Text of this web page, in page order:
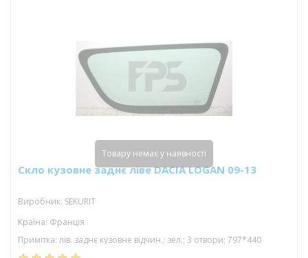
Скло кузовне заднє ліве DACIA LOGAN 09-13
Виробник: SEKURIT
Країна: Франція
Примітка: лів. заднє кузовне відчин.; зел.; 3 отвори; 797*440
Товару немає у наявності